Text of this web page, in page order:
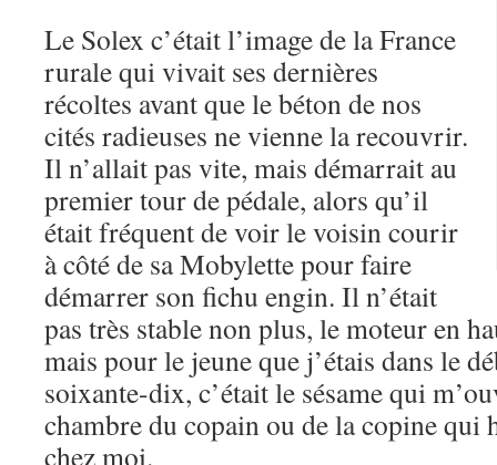
Le Solex c’était l’image de la France
rurale qui vivait ses dernières
récoltes avant que le béton de nos
cités radieuses ne vienne la recouvrir.
Il n’allait pas vite, mais démarrait au
premier tour de pédale, alors qu’il
était fréquent de voir le voisin courir
à côté de sa Mobylette pour faire
démarrer son fichu engin. Il n’était
pas très stable non plus, le moteur en
mais pour le jeune que j’étais dans le
soixante-dix, c’était le sésame qui
chambre du copain ou de la copine qui
chez moi.